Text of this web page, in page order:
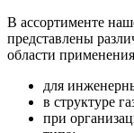
В ассортименте
представлены
области
для
в структуре
при